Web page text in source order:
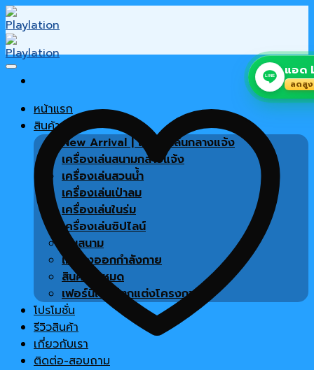
Skip
to
content
หน้าแรก
สินค้า
New Arrival | เครื่องเล่นกลางแจ้ง
เครื่องเล่นสนามกลางแจ้ง
เครื่องเล่นสวนน้ำ
เครื่องเล่นเป่าลม
เครื่องเล่นในร่ม
เครื่องเล่นซิปไลน์
พื้นสนาม
เครื่องออกกำลังกาย
สินค้าทั้งหมด
เฟอร์นิเจอร์ตกแต่งโครงการ
โปรโมชั่น
รีวิวสินค้า
เกี่ยวกับเรา
ติดต่อ-สอบถาม
LINE แอด
ลดสู